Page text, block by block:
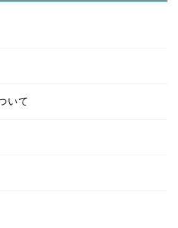
いて